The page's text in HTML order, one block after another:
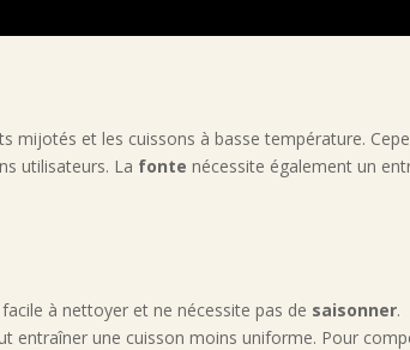
mijotés et les cuissons à basse température.
utilisateurs. La fonte nécessite également un
à nettoyer et ne nécessite pas de saisonner.
entraîner une cuisson moins uniforme. Pour